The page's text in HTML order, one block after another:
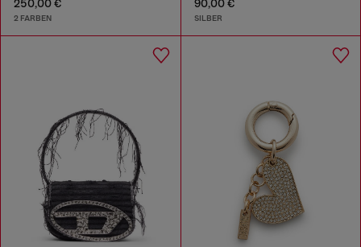
250,00 €
2 FARBEN
90,00 €
SILBER